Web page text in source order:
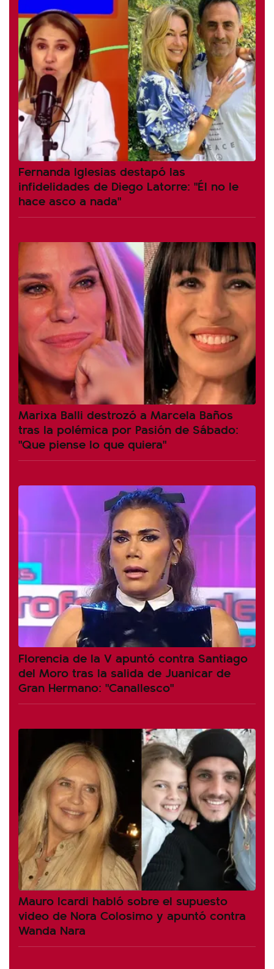
Fernanda Iglesias destapó las
infidelidades de Diego Latorre: "Él no le
hace asco a nada"
Marixa Balli destrozó a Marcela Baños
tras la polémica por Pasión de Sábado:
"Que piense lo que quiera"
Florencia de la V apuntó contra Santiago
del Moro tras la salida de Juanicar de
Gran Hermano: "Canallesco"
Mauro Icardi habló sobre el supuesto
video de Nora Colosimo y apuntó contra
Wanda Nara